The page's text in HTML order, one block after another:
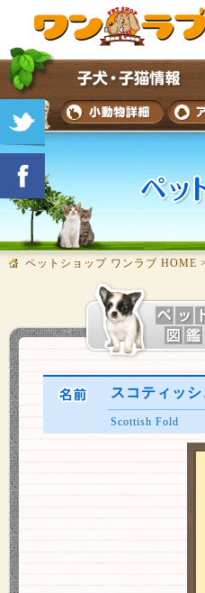
ペットショップ ワンラブ HOME >
スコティッ
Scottish Fold